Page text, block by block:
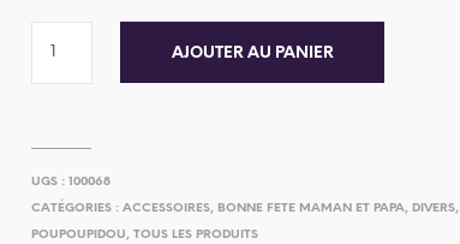
AJOUTER AU PANIER
UGS : 100068
CATÉGORIES :ACCESSOIRES, BONNE FETE MAMAN ET PAPA, DIVERS,
POUPOUPIDOU,TOUS LES PRODUITS